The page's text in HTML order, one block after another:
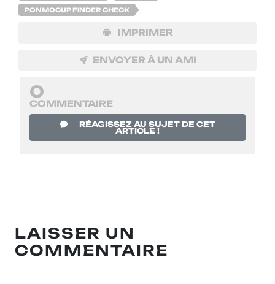
PONMOCUP FINDER CHECK
IMPRIMER
ENVOYER À UN AMI
0
COMMENTAIRE
RÉAGISSEZ AU SUJET DE CET
ARTICLE !
LAISSER UN
COMMENTAIRE